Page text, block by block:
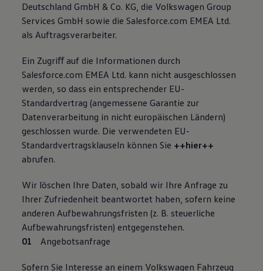
Deutschland GmbH & Co. KG, die Volkswagen Group
Services GmbH sowie die Salesforce.com EMEA Ltd.
als Auftragsverarbeiter.
Ein Zugriﬀ auf die Informationen durch
Salesforce.com EMEA Ltd. kann nicht ausgeschlossen
werden, so dass ein entsprechender EU-
Standardvertrag (angemessene Garantie zur
Datenverarbeitung in nicht europäischen Ländern)
geschlossen wurde. Die verwendeten EU-
Standardvertragsklauseln können Sie ++hier++
abrufen.
Wir löschen Ihre Daten, sobald wir Ihre Anfrage zu
Ihrer Zufriedenheit beantwortet haben, sofern keine
anderen Aufbewahrungsfristen (z. B. steuerliche
Aufbewahrungsfristen) entgegenstehen.
Angebotsanfrage
Sofern Sie Interesse an einem Volkswagen Fahrzeug